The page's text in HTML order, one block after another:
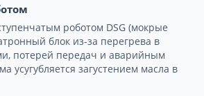
роботом DSG (мокрые
блок из-за перегрева в
потерей передач и аварийным
усугубляется загустением масла в